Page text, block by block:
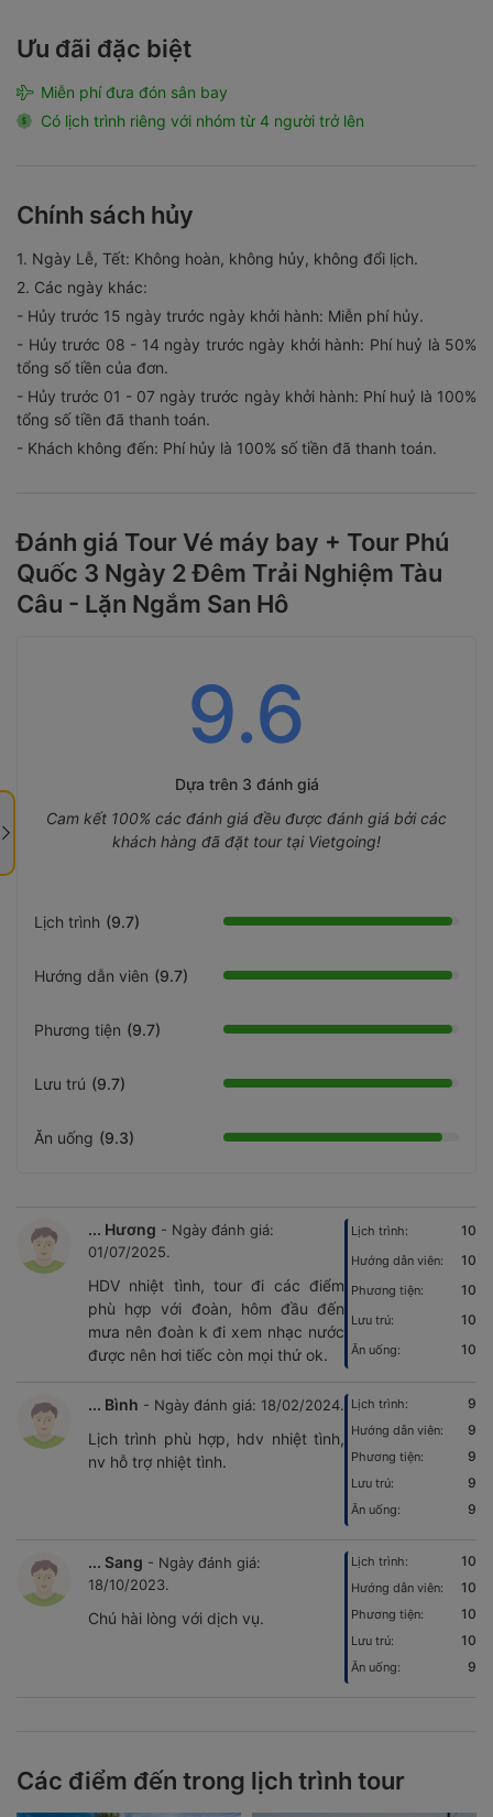
Ưu đãi đặc biệt
Miễn phí đưa đón sân bay
Có lịch trình riêng với nhóm từ 4 người trở lên
Chính sách hủy
1. Ngày Lễ, Tết: Không hoàn, không hủy, không đổi lịch.
2. Các ngày khác:
- Hủy trước 15 ngày trước ngày khởi hành: Miễn phí hủy.
- Hủy trước 08 - 14 ngày trước ngày khởi hành: Phí huỷ là 50%
tổng số tiền của đơn.
- Hủy trước 01 - 07 ngày trước ngày khởi hành: Phí huỷ là 100%
tổng số tiền đã thanh toán.
- Khách không đến: Phí hủy là 100% số tiền đã thanh toán.
Đánh giá Tour Vé máy bay + Tour Phú
Quốc 3 Ngày 2 Đêm Trải Nghiệm Tàu
Câu - Lặn Ngắm San Hô
9.6
Dựa trên 3 đánh giá
Cam kết 100% các đánh giá đều được đánh giá bởi các
khách hàng đã đặt tour tại Vietgoing!
Lịch trình (9.7)
Hướng dẫn viên (9.7)
Phương tiện (9.7)
Lưu trú (9.7)
Ăn uống (9.3)
... Hương - Ngày đánh giá:
01/07/2025.
HDV nhiệt tình, tour đi các điểm
phù hợp với đoàn, hôm đầu đến
mưa nên đoàn k đi xem nhạc nước
được nên hơi tiếc còn mọi thứ ok.
Lịch trình: 10
Hướng dẫn viên: 10
Phương tiện: 10
Lưu trú: 10
Ăn uống: 10
... Bình - Ngày đánh giá: 18/02/2024.
Lịch trình phù hợp, hdv nhiệt tình,
nv hỗ trợ nhiệt tình.
Lịch trình: 9
Hướng dẫn viên: 9
Phương tiện: 9
Lưu trú: 9
Ăn uống: 9
... Sang - Ngày đánh giá:
18/10/2023.
Chú hài lòng với dịch vụ.
Lịch trình: 10
Hướng dẫn viên: 10
Phương tiện: 10
Lưu trú: 10
Ăn uống: 9
Các điểm đến trong lịch trình tour